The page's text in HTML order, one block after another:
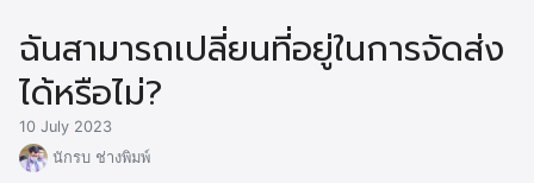
ฉันสามารถเปลี่ยนที่อยู่ในการจัดส่ง
ได้หรือไม่?
10 July 2023
นักรบ ช่างพิมพ์